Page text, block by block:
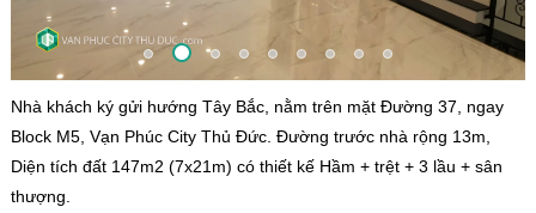
Nhà khách ký gửi hướng Tây Bắc, nằm trên mặt Đường 37, ngay
Block M5, Vạn Phúc City Thủ Đức. Đường trước nhà rộng 13m,
Diện tích đất 147m2 (7x21m) có thiết kế Hầm + trệt + 3 lầu + sân
thượng.